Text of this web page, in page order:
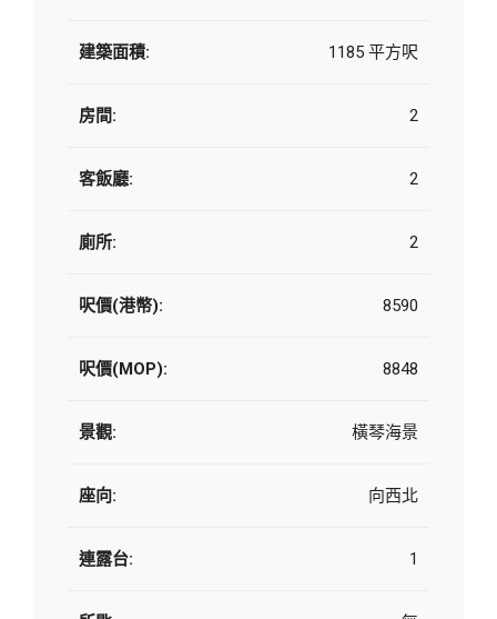
建築面積: 1185 平方呎
房間: 2
客飯廳: 2
廁所: 2
呎價(港幣): 8590
呎價(MOP): 8848
景觀: 橫琴海景
座向: 向西北
連露台: 1